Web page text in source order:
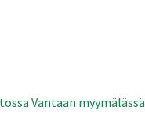
Vantaan myymälässä